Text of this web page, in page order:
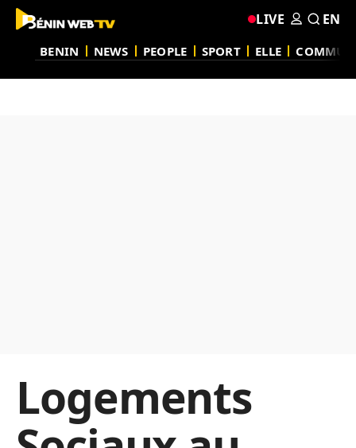
BENIN NEWS PEOPLE SPORT ELLE
LIVE EN
Logements